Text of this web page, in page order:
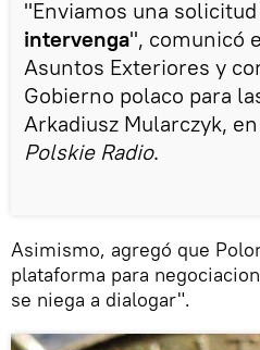
"Enviamos una solicitud
intervenga", comunicó
Asuntos Exteriores y
Gobierno polaco para
Arkadiusz Mularczyk,
Polskie Radio.
Asimismo, agregó que
plataforma para
se niega a dialogar".